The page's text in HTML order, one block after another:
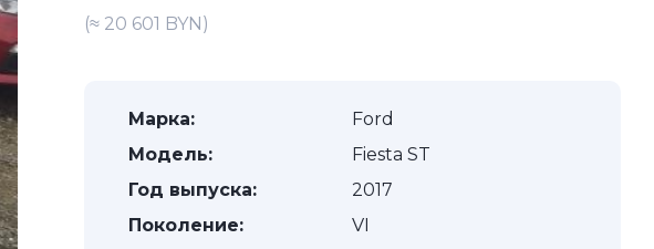
(≈ 20 601 BYN)
Марка:
Ford
Модель:
Fiesta ST
Год выпуска:
2017
Поколение:
VI